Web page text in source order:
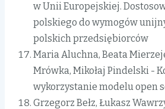
w Unii Europejskiej.
polskiego do wymogów
polskich przedsiębiorców
Maria Aluchna, Beata
Mrówka, Mikołaj Pindelski -
wykorzystanie modelu open
Grzegorz Bełz, Łukasz